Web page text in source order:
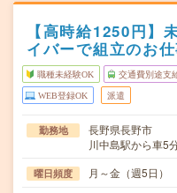
【高時給1250円】
イバーで組立のお
職種未経験OK 交通費別途支
WEB登録OK 派遣
勤務地
長野県長野市
川中島駅から車5
曜日頻度 月～金（週5日